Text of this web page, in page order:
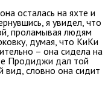
осталась на яхте и
я увидел, что
проламывая людям
думая, что КиКи
– она сидела на
Продиджи дал той
вид, словно она сидит